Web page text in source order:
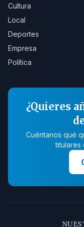
Cultura
Local
Deportes
Empresa
Política
¿Quieres
Cuéntanos qué
titulares